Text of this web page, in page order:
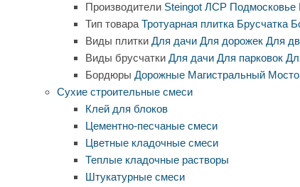
Производители Steingot ЛСР Подмосковье
Тип товара Тротуарная плитка Брусчатка
Виды плитки Для дачи Для дорожек Для
Виды брусчатки Для дачи Для парковок
Бордюры Дорожные Магистральный
Сухие строительные смеси
Клей для блоков
Цементно-песчаные смеси
Цветные кладочные смеси
Теплые кладочные растворы
Штукатурные смеси